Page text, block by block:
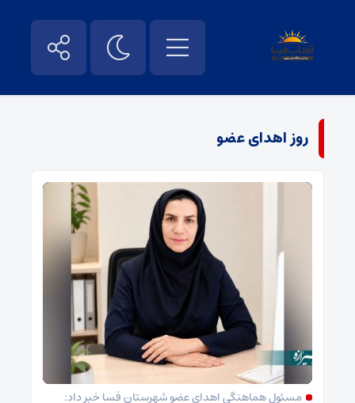
روز اهدای عضو
مسئول هماهنگی اهدای عضو شهرستان فسا خبر داد: